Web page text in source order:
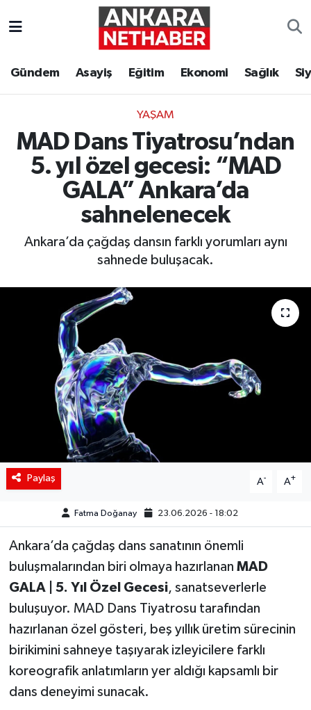
Gündem Asayiş Eğitim Ekonomi Sağlık
YAŞAM
MAD Dans Tiyatrosu’ndan
5. yıl özel gecesi: “MAD
GALA” Ankara’da
sahnelenecek
Ankara’da çağdaş dansın farklı yorumları aynı
sahnede buluşacak.
Paylaş A- A+
Fatma Doğanay 23.06.2026 - 18:02
Ankara’da çağdaş dans sanatının önemli
buluşmalarından biri olmaya hazırlanan MAD
GALA | 5. Yıl Özel Gecesi, sanatseverlerle
buluşuyor. MAD Dans Tiyatrosu tarafından
hazırlanan özel gösteri, beş yıllık üretim sürecinin
birikimini sahneye taşıyarak izleyicilere farklı
koreografik anlatımların yer aldığı kapsamlı bir
dans deneyimi sunacak.
Ekonomi
Gündem
Resmi İlanlar
Siyaset
Spor
Teknoloji
Yaşam
Ankara Hava Durumu
Süper Lig Puan Durumu ve Fikstür
Tüm Manşetler
Son Dakika Haberleri